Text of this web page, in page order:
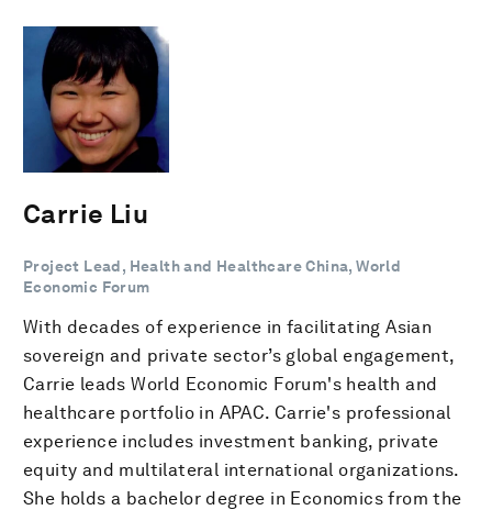
Carrie Liu
Project Lead, Health and Healthcare China, World
Economic Forum
With decades of experience in facilitating Asian
sovereign and private sector’s global engagement,
Carrie leads World Economic Forum's health and
healthcare portfolio in APAC. Carrie's professional
experience includes investment banking, private
equity and multilateral international organizations.
She holds a bachelor degree in Economics from the